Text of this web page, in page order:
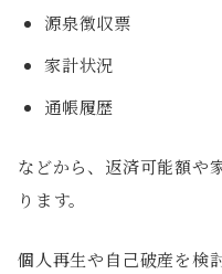
源泉徴収票
家計状況
通帳履歴
などから、返済可能額や
ります。
個人再生や自己破産を検